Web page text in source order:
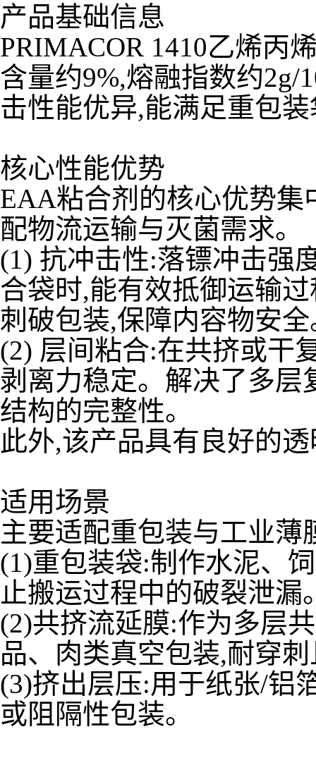
产品基础信息
PRIMACOR 1410乙烯丙
含量约9%,熔融指数约2g/
击性能优异,能满足重包
核心性能优势
EAA粘合剂的核心优势集
配物流运输与灭菌需求。
(1) 抗冲击性:落镖冲击强
合袋时,能有效抵御运输
刺破包装,保障内容物安全
(2) 层间粘合:在共挤或干
剥离力稳定。解决了多层
结构的完整性。
此外,该产品具有良好的
适用场景
主要适配重包装与工业薄
(1)重包装袋:制作水泥、
止搬运过程中的破裂泄漏
(2)共挤流延膜:作为多层
品、肉类真空包装,耐穿
(3)挤出层压:用于纸张/铝
或阻隔性包装。